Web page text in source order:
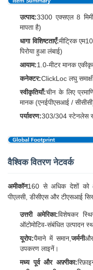
उत्पाद:3300 एक्सएल 8
मापता है)
धागा विशिष्टताएँ:मीट्रिक
पिरोया हुआ लंबाई)
आयाम:1.0-मीटर मानक
कनेक्टर:ClickLoc लघु
स्वीकृतियाँ:चीन के लिए
मानक (एनईपीएसआई /
पर्यावरण:303/304 स्टेनलेस
वैश्विक वितरण नेटवर्क
अमीकॉन160 से अधिक देशों को
पीएलसी, डीसीएस और टीएसआई
उत्तरी अमेरिका:विशेषकर
ऑटोमोटिव-संबंधित उत्पादन
यूरोप:पैमाने में समान,जर्मनीऔर
उपकरण लाइनें।
मध्य पूर्व और अफ़्रीका: